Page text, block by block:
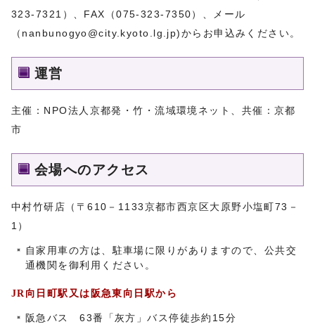
323-7321）、FAX（075-323-7350）、メール
（ nanbunogyo@city.kyoto.lg.jp)からお申込みください。
運営
主催：NPO法人京都発・竹・流域環境ネット、共催：京都
市
会場へのアクセス
中村竹研店（〒610－1133京都市西京区大原野小塩町73－
1）
自家用車の方は、駐車場に限りがありますので、公共交
通機関を御利用ください。
JR向日町駅又は阪急東向日駅から
阪急バス 63番「灰方」バス停徒歩約15分